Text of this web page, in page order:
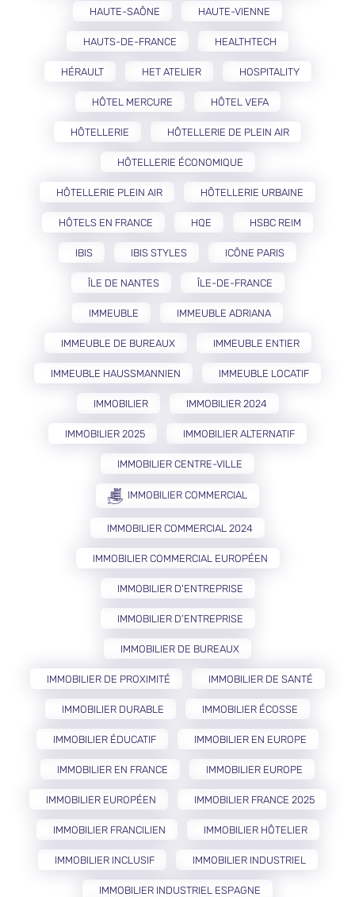
HAUTE-SAÔNE HAUTE-VIENNE
HAUTS-DE-FRANCE HEALTHTECH
HÉRAULT HET ATELIER HOSPITALITY
HÔTEL MERCURE HÔTEL VEFA
HÔTELLERIE HÔTELLERIE DE PLEIN AIR
HÔTELLERIE ÉCONOMIQUE
HÔTELLERIE PLEIN AIR HÔTELLERIE URBAINE
HÔTELS EN FRANCE HQE HSBC REIM
IBIS IBIS STYLES ICÔNE PARIS
ÎLE DE NANTES ÎLE-DE-FRANCE
IMMEUBLE IMMEUBLE ADRIANA
IMMEUBLE DE BUREAUX IMMEUBLE ENTIER
IMMEUBLE HAUSSMANNIEN IMMEUBLE LOCATIF
IMMOBILIER IMMOBILIER 2024
IMMOBILIER 2025 IMMOBILIER ALTERNATIF
IMMOBILIER CENTRE-VILLE
IMMOBILIER COMMERCIAL
IMMOBILIER COMMERCIAL 2024
IMMOBILIER COMMERCIAL EUROPÉEN
IMMOBILIER D'ENTREPRISE
IMMOBILIER D’ENTREPRISE
IMMOBILIER DE BUREAUX
IMMOBILIER DE PROXIMITÉ IMMOBILIER DE SANTÉ
IMMOBILIER DURABLE IMMOBILIER ÉCOSSE
IMMOBILIER ÉDUCATIF IMMOBILIER EN EUROPE
IMMOBILIER EN FRANCE IMMOBILIER EUROPE
IMMOBILIER EUROPÉEN IMMOBILIER FRANCE 2025
IMMOBILIER FRANCILIEN IMMOBILIER HÔTELIER
IMMOBILIER INCLUSIF IMMOBILIER INDUSTRIEL
IMMOBILIER INDUSTRIEL ESPAGNE